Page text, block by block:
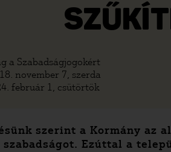
a Szabadságjogokért
november 7, szerda
február 1, csütörtök
szerint a Kormány az
Ezúttal a